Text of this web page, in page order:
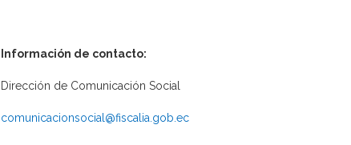
Información de contacto:
Dirección de Comunicación Social
comunicacionsocial@fiscalia.gob.ec